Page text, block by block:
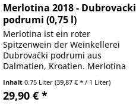
Merlotina 2018 - Dubrovacki
podrumi (0,75 l)
Merlotina ist ein roter
Spitzenwein der Weinkellerei
Dubrovački podrumi aus
Dalmatien, Kroatien. Merlotina
wird, wie es der Name schon
vermuten lässt, aus der
weitverbreiteten Sorte Merlot
Inhalt0.75 Liter(39,87 € * / 1 Liter)
29,90 € *